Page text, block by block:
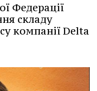
Федерації
складу
компанії Delta